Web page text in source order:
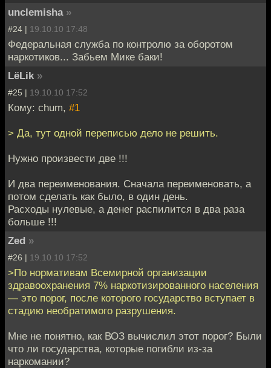
unclemisha »
#24 | 19.10.10 17:48
Федеральная служба по контролю за оборотом
наркотиков... Забьем Мике баки!
LёLik »
#25 | 19.10.10 17:52
Кому: chum, #1
> Да, тут одной переписью дело не решить.
Нужно произвести две !!!
И два переименования. Сначала переименовать, а
потом сделать как было, в один день.
Расходы нулевые, а денег распилится в два раза
больше !!!
Zed »
#26 | 19.10.10 17:52
>По нормативам Всемирной организации
здравоохранения 7% наркотизированного населения
— это порог, после которого государство вступает в
стадию необратимого разрушения.
Мне не понятно, как ВОЗ вычислил этот порог? Были
что ли государства, которые погибли из-за
наркомании?